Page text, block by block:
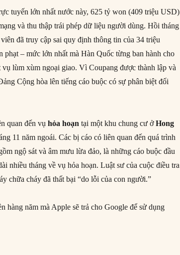
tuyến lớn nhất nước này, 625 tỷ won (409 triệu USD)
và thu thập trái phép dữ liệu người dùng. Hồi tháng
đã truy cập sai quy định thông tin của 34 triệu
phạt – mức lớn nhất mà Hàn Quốc từng ban hành cho
lùm xùm ngoại giao. Vì Coupang được thành lập và
Cộng hòa lên tiếng cáo buộc có sự phân biệt đối
quan đến vụhỏa hoạn tại một khu chung cư ởHong
11 năm ngoái. Các bị cáo có liên quan đến quá trình
ngộ sát và âm mưu lừa đảo, là những cáo buộc đầu
nhiều tháng về vụ hỏa hoạn. Luật sư của cuộc điều tra
chữa cháy đã thất bại “do lỗi của con người.”
hàng năm mà Apple sẽ trả cho Google để sử dụng